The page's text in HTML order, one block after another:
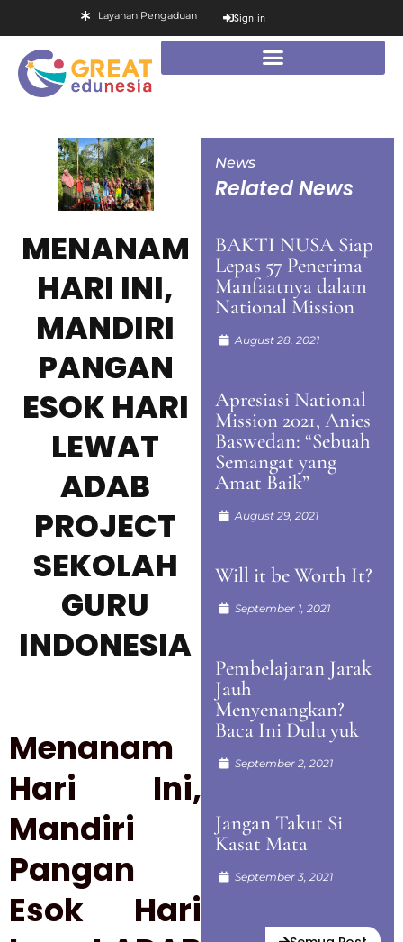
Layanan Pengaduan Sign in
MENANAM
HARI INI,
MANDIRI
PANGAN
ESOK HARI
LEWAT
ADAB
PROJECT
SEKOLAH
GURU
INDONESIA
Menanam
Hari Ini,
Mandiri
Pangan
Esok Hari
News
Related News
BAKTI NUSA Siap
Lepas 57 Penerima
Manfaatnya dalam
National Mission
August 28, 2021
Apresiasi National
Mission 2021, Anies
Baswedan: “Sebuah
Semangat yang
Amat Baik”
August 29, 2021
Will it be Worth It?
September 1, 2021
Pembelajaran Jarak
Jauh
Menyenangkan?
Baca Ini Dulu yuk
September 2, 2021
Jangan Takut Si
Kasat Mata
September 3, 2021